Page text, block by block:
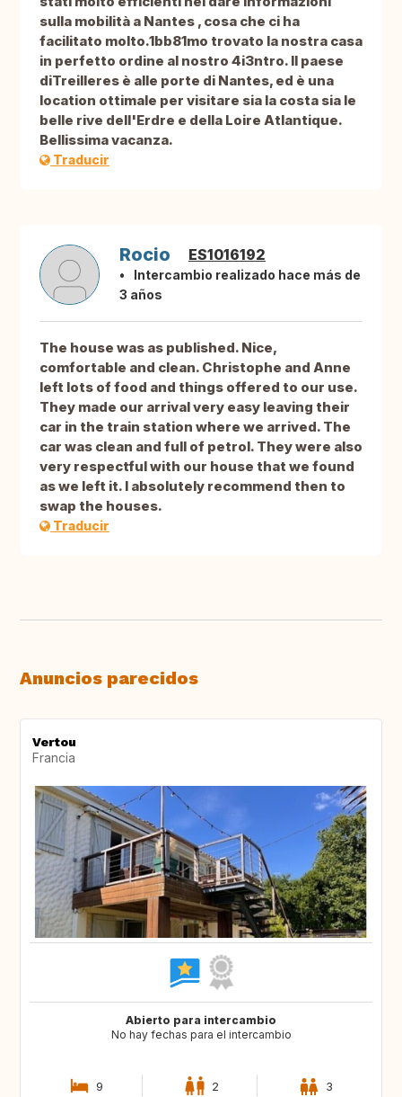
sulla mobilità a Nantes , cosa che ci ha
facilitato molto.1bb81mo trovato la nostra casa
in perfetto ordine al nostro 4i3ntro. Il paese
diTreilleres è alle porte di Nantes, ed è una
location ottimale per visitare sia la costa sia le
belle rive dell'Erdre e della Loire Atlantique.
Bellissima vacanza.
Traducir
Rocio ES1016192
Intercambio realizado hace más de
3 años
The house was as published. Nice,
comfortable and clean. Christophe and Anne
left lots of food and things offered to our use.
They made our arrival very easy leaving their
car in the train station where we arrived. The
car was clean and full of petrol. They were also
very respectful with our house that we found
as we left it. I absolutely recommend then to
swap the houses.
Traducir
Anuncios parecidos
Vertou
Francia
Abierto para intercambio
No hay fechas para el intercambio
9 2 3